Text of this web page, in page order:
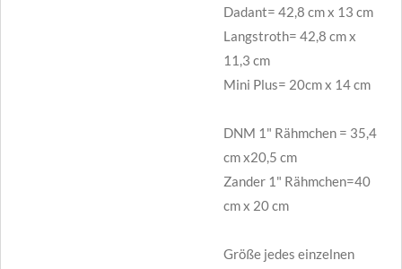
Dadant= 42,8 cm x 13 cm
Langstroth= 42,8 cm x
11,3 cm
Mini Plus= 20cm x 14 cm
DNM 1" Rähmchen = 35,4
cm x20,5 cm
Zander 1" Rähmchen=40
cm x 20 cm
Größe jedes einzelnen